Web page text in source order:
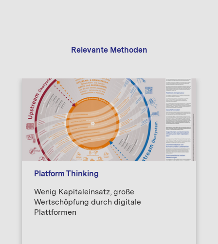
Relevante Methoden
Platform Thinking
Wenig Kapitaleinsatz, große
Wertschöpfung durch digitale
Plattformen